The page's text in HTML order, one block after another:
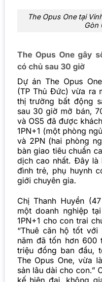
The Opus One tại
Gòn
The Opus One gây
có chủ sau 30 giờ
Dự án The Opus
(TP Thủ Đức) vừa ra
thị trường bất động
sau 30 giờ mở bán,
và OS5 đã được
1PN+1 (một phòng
và 2PN (hai phòng
bàn giao tiêu chuẩn
dịch cao nhất. Đây là
đình trẻ, phụ huynh
giới chuyên gia.
Chị Thanh Huyền
một doanh nghiệp
1PN+1 cho con trai
“Thuê căn hộ tốt
năm đã tốn hơn 600
triệu đồng ban đầu,
The Opus One, vừa
sản lâu dài cho con.”
kế hiện đại, không